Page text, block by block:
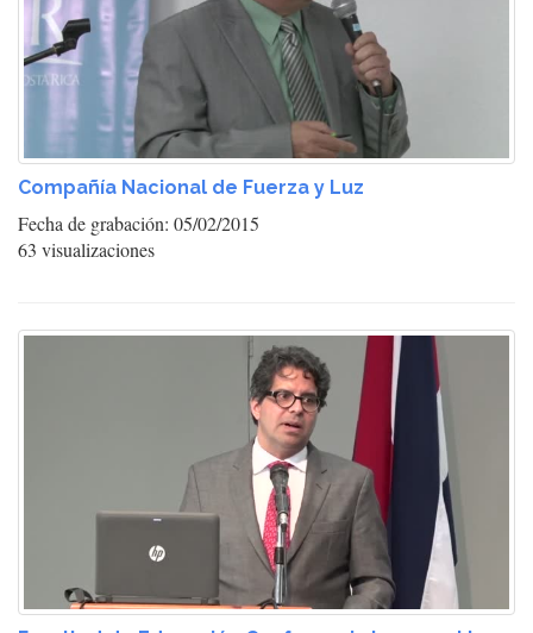
Compañía Nacional de Fuerza y Luz
Fecha de grabación: 05/02/2015
63 visualizaciones